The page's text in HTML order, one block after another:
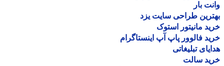
بار
طراحی سایت یزد
مانیتور استوک
فالوور پاپ آپ اینستاگرام
تبلیغاتی
سالت